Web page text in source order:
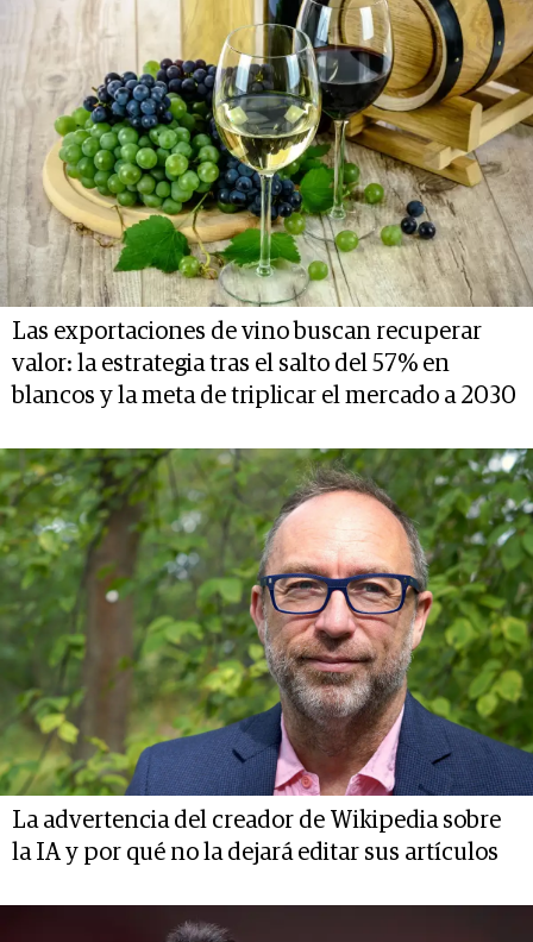
Las exportaciones de vino buscan recuperar
valor: la estrategia tras el salto del 57% en
blancos y la meta de triplicar el mercado a 2030
La advertencia del creador de Wikipedia sobre
la IA y por qué no la dejará editar sus artículos